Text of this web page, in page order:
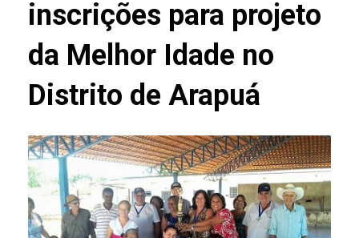
inscrições para projeto
da Melhor Idade no
Distrito de Arapuá